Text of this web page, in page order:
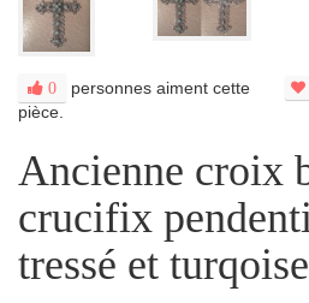
0
personnes aiment cette
pièce.
Ancienne croix
crucifix
tressé et